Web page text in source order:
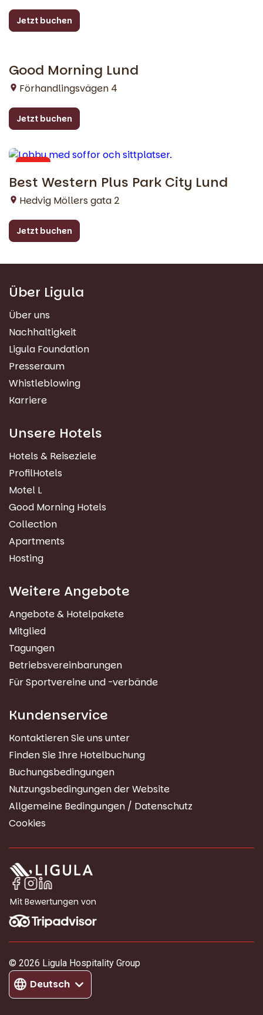
Jetzt buchen
Lund
Good Morning Lund
Förhandlingsvägen 4
Jetzt buchen
Best Western Plus Park City Lund
Hedvig Möllers gata 2
Jetzt buchen
Über Ligula
Über uns
Nachhaltigkeit
Ligula Foundation
Presseraum
Whistleblowing
Karriere
Unsere Hotels
Hotels & Reiseziele
ProfilHotels
Motel L
Good Morning Hotels
Collection
Apartments
Hosting
Weitere Angebote
Angebote & Hotelpakete
Mitglied
Tagungen
Betriebsvereinbarungen
Für Sportvereine und -verbände
Kundenservice
Kontaktieren Sie uns unter
Finden Sie Ihre Hotelbuchung
Buchungsbedingungen
Nutzungsbedingungen der Website
Allgemeine Bedingungen / Datenschutz
Cookies
Mit Bewertungen von
© 2026 Ligula Hospitality Group